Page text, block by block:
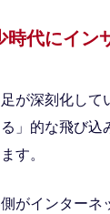
時代にイン
が深刻化し
」的な飛び込
す。
がインター